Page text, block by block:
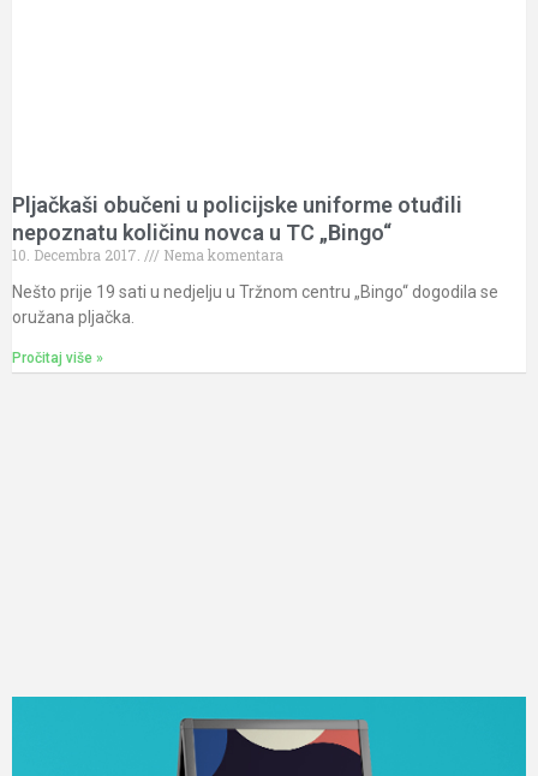
Pljačkaši obučeni u policijske uniforme otuđili
nepoznatu količinu novca u TC „Bingo“
10. Decembra 2017.
Nema komentara
Nešto prije 19 sati u nedjelju u Tržnom centru „Bingo“ dogodila se
oružana pljačka.
Pročitaj više »